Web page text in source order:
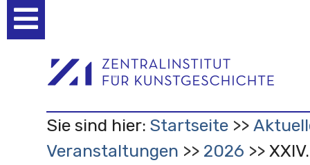
Werkzeuge
Sie sind hier: Startseite
Veranstaltungen
2026
XXIV.